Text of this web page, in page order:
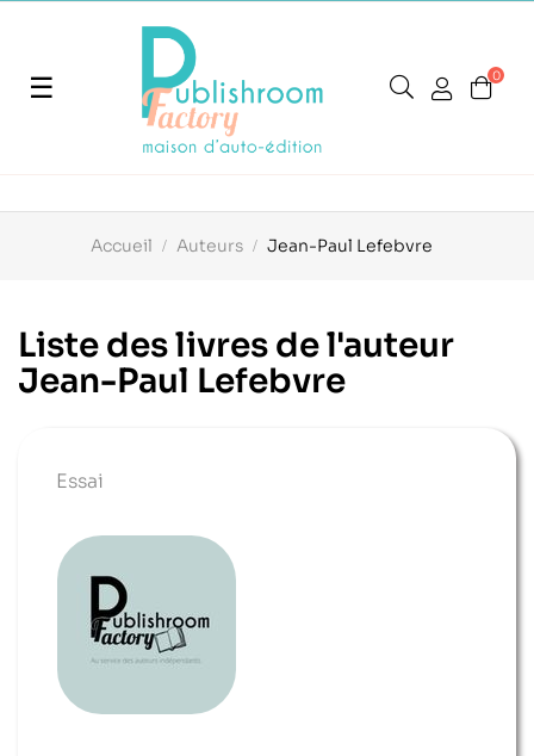
Basculer
navigation
☰ 0
Accueil Auteurs Jean-Paul Lefebvre
Liste des livres de l'auteur
Jean-Paul Lefebvre
Essai